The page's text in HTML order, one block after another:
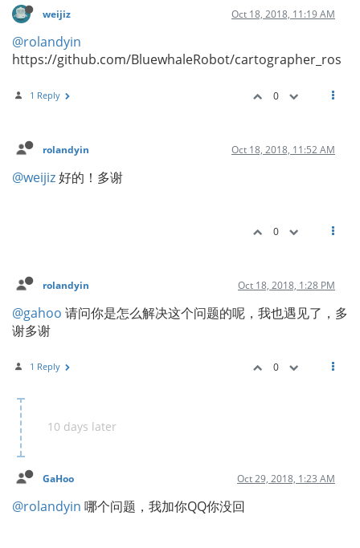
weijiz Oct 18, 2018, 11:19 AM
@rolandyin
https://github.com/BluewhaleRobot/cartographer_ros
1 Reply 0
rolandyin Oct 18, 2018, 11:52 AM
@weijiz好的！多谢
0
rolandyin Oct 18, 2018, 1:28 PM
@gahoo 请问你是怎么解决这个问题的呢，我也遇见了，多
谢多谢
1 Reply 0
10 days later
GaHoo Oct 29, 2018, 1:23 AM
@rolandyin 哪个问题，我加你QQ你没回